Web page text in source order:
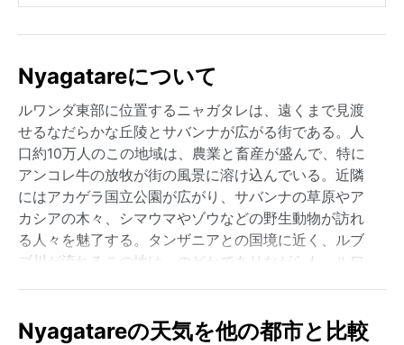
Nyagatareについて
ルワンダ東部に位置するニャガタレは、遠くまで見渡
せるなだらかな丘陵とサバンナが広がる街である。人
口約10万人のこの地域は、農業と畜産が盛んで、特に
アンコレ牛の放牧が街の風景に溶け込んでいる。近隣
にはアカゲラ国立公園が広がり、サバンナの草原やア
カシアの木々、シマウマやゾウなどの野生動物が訪れ
る人々を魅了する。タンザニアとの国境に近く、ルブ
ブ川が流れるこの地は、のどかでありながらも、ルワ
するニャガタレは、明確な雨季と乾季を持つ。年間平
Nyagatareの天気を他の都市と比較